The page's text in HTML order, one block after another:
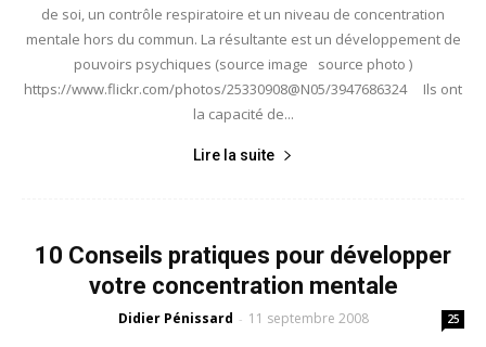
de soi, un contrôle respiratoire et un niveau de concentration
mentale hors du commun. La résultante est un développement de
pouvoirs psychiques (source image source photo )
https://www.flickr.com/photos/25330908@N05/3947686324 Ils ont
la capacité de...
Lire la suite
10 Conseils pratiques pour développer
votre concentration mentale
Didier Pénissard - 11 septembre 2008 25